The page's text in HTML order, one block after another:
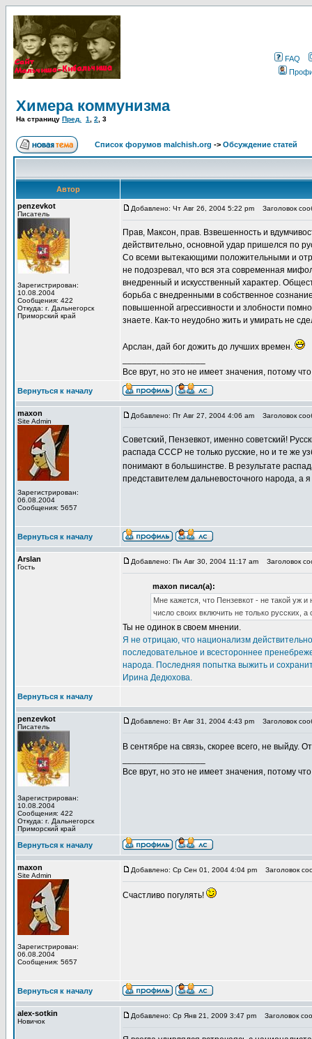
FAQ
Химера коммунизма
На страницу Пред. 1 2 3
Список форумов malchish.org -> Обсуждение статей
Автор
penzevkot
Писатель
Зарегистрирован:
10.08.2004
Сообщения: 422
Откуда: г. Дальнегорск
Приморский край
Добавлено: Чт Авг 26, 2004 5:22 pm Заголовок
Прав, Максон, прав. Взвешенность и
действительно, основной удар пришелся по
Со всеми вытекающими положительными и
не подозревал, что вся эта современная
внедренный и искусственный характер.
борьба с внедренными в собственное
повышенной агрессивности и злобности
знаете. Как-то неудобно жить и умирать не
Арслан, дай бог дожить до лучших времен.
Все врут, но это не имеет значения, потому
Вернуться к началу
maxon
Site Admin
Зарегистрирован:
06.08.2004
Сообщения: 5657
Добавлено: Пт Авг 27, 2004 4:06 am Заголовок
Советский, Пензевкот, именно советский!
распада СССР не только русские, но и те же
понимают в большинстве. В результате
представителем дальневосточного народа, а
Вернуться к началу
Arslan
Гость
Добавлено: Пн Авг 30, 2004 11:17 am Заголовок
maxon писал(а):
Мне кажется, что Пензевкот - не такой уж
число своих включить не только русских, а
Ты не одинок в своем мнении.
Я не отрицаю, что национализм
последовательное и всестороннее
народа. Последняя попытка выжить и
Ирина Дедюхова.
Вернуться к началу
penzevkot
Писатель
Зарегистрирован:
10.08.2004
Сообщения: 422
Откуда: г. Дальнегорск
Приморский край
Добавлено: Вт Авг 31, 2004 4:43 pm Заголовок
В сентябре на связь, скорее всего, не выйду.
Все врут, но это не имеет значения, потому
Вернуться к началу
maxon
Site Admin
Зарегистрирован:
06.08.2004
Сообщения: 5657
Добавлено: Ср Сен 01, 2004 4:04 pm Заголовок
Счастливо погулять!
Вернуться к началу
alex-sotkin
Новичок
Добавлено: Ср Янв 21, 2009 3:47 pm Заголовок